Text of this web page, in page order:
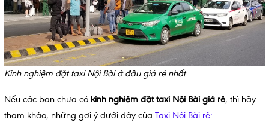
Kinh nghiệm đặt taxi Nội Bài ở đâu giá rẻ nhất
Nếu các bạn chưa có kinh nghiệm đặt taxi Nội Bài giá rẻ, thì hãy
tham khảo, những gợi ý dưới đây của Taxi Nội Bài rẻ: